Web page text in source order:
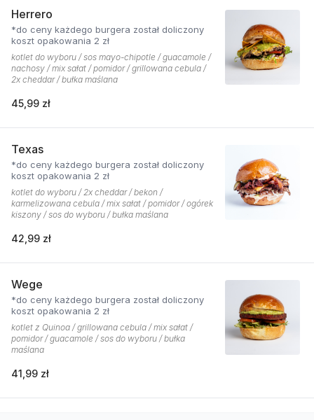
Herrero
*do ceny każdego burgera został doliczony
koszt opakowania 2 zł
kotlet do wyboru / sos mayo-chipotle / guacamole /
nachosy / mix sałat / pomidor / grillowana cebula /
2x cheddar / bułka maślana
45,99 zł
Texas
*do ceny każdego burgera został doliczony
koszt opakowania 2 zł
kotlet do wyboru / 2x cheddar / bekon /
karmelizowana cebula / mix sałat / pomidor / ogórek
kiszony / sos do wyboru / bułka maślana
42,99 zł
Wege
*do ceny każdego burgera został doliczony
koszt opakowania 2 zł
kotlet z Quinoa / grillowana cebula / mix sałat /
pomidor / guacamole / sos do wyboru / bułka
maślana
41,99 zł